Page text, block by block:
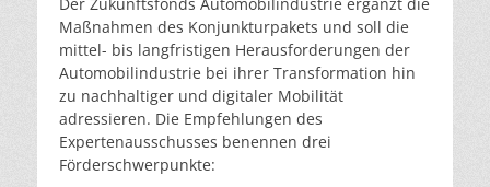
Der Zukunftsfonds Automobilindustrie ergänzt die
Maßnahmen des Konjunkturpakets und soll die
mittel- bis langfristigen Herausforderungen der
Automobilindustrie bei ihrer Transformation hin
zu nachhaltiger und digitaler Mobilität
adressieren. Die Empfehlungen des
Expertenausschusses benennen drei
Förderschwerpunkte: